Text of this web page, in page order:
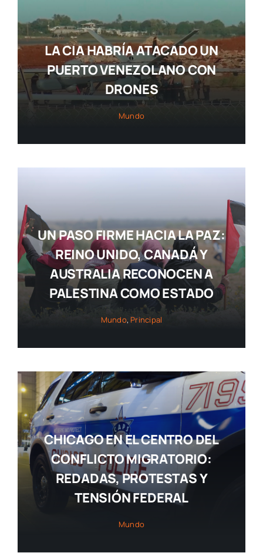
LA CIA HABRÍA ATACADO UN
PUERTO VENEZOLANO CON
DRONES
Mundo
UN PASO FIRME HACIA LA PAZ:
REINO UNIDO, CANADÁ Y
AUSTRALIA RECONOCEN A
PALESTINA COMO ESTADO
Mundo,Principal
CHICAGO EN EL CENTRO DEL
CONFLICTO MIGRATORIO:
REDADAS, PROTESTAS Y
TENSIÓN FEDERAL
Mundo